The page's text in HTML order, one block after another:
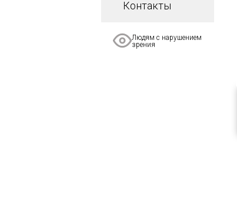
Контакты
Людям с нарушением
зрения